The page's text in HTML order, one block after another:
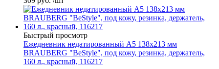
Быстрый просмотр
Ежедневник недатированный А5 138х213 мм
BRAUBERG "BeStyle", под кожу, резинка, держатель,
160 л., красный, 116217